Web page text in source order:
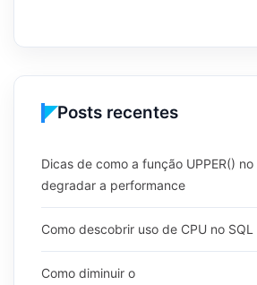
Posts recentes
Dicas de como a função UPPER()
degradar a performance
Como descobrir uso de CPU no
Como diminuir o